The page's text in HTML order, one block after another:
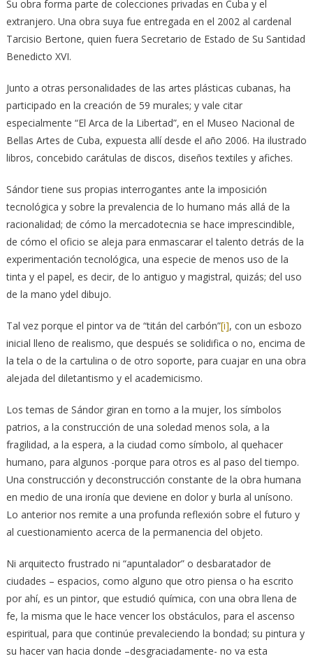
Su obra forma parte de colecciones privadas en Cuba y el
extranjero. Una obra suya fue entregada en el 2002 al cardenal
Tarcisio Bertone, quien fuera Secretario de Estado de Su Santidad
Benedicto XVI.
Junto a otras personalidades de las artes plásticas cubanas, ha
participado en la creación de 59 murales; y vale citar
especialmente “El Arca de la Libertad”, en el Museo Nacional de
Bellas Artes de Cuba, expuesta allí desde el año 2006. Ha ilustrado
libros, concebido carátulas de discos, diseños textiles y afiches.
Sándor tiene sus propias interrogantes ante la imposición
tecnológica y sobre la prevalencia de lo humano más allá de la
racionalidad; de cómo la mercadotecnia se hace imprescindible,
de cómo el oficio se aleja para enmascarar el talento detrás de la
experimentación tecnológica, una especie de menos uso de la
tinta y el papel, es decir, de lo antiguo y magistral, quizás; del uso
de la mano ydel dibujo.
Tal vez porque el pintor va de “titán del carbón”[i], con un esbozo
inicial lleno de realismo, que después se solidifica o no, encima de
la tela o de la cartulina o de otro soporte, para cuajar en una obra
alejada del diletantismo y el academicismo.
Los temas de Sándor giran en torno a la mujer, los símbolos
patrios, a la construcción de una soledad menos sola, a la
fragilidad, a la espera, a la ciudad como símbolo, al quehacer
humano, para algunos -porque para otros es al paso del tiempo.
Una construcción y deconstrucción constante de la obra humana
en medio de una ironía que deviene en dolor y burla al unísono.
Lo anterior nos remite a una profunda reflexión sobre el futuro y
al cuestionamiento acerca de la permanencia del objeto.
Ni arquitecto frustrado ni “apuntalador” o desbaratador de
ciudades – espacios, como alguno que otro piensa o ha escrito
por ahí, es un pintor, que estudió química, con una obra llena de
fe, la misma que le hace vencer los obstáculos, para el ascenso
espiritual, para que continúe prevaleciendo la bondad; su pintura y
su hacer van hacia donde –desgraciadamente- no va esta